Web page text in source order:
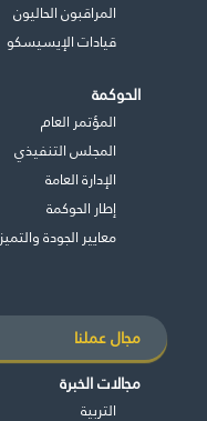
المراقبون الحاليون
قيادات الإيسيسكو
الحوكمة
المؤتمر العام
المجلس التنفيذي
اﻹدارة العامة
إطار الحوكمة
معايير الجودة والتميز
مجال عملنا
مجالات الخبرة
التربية